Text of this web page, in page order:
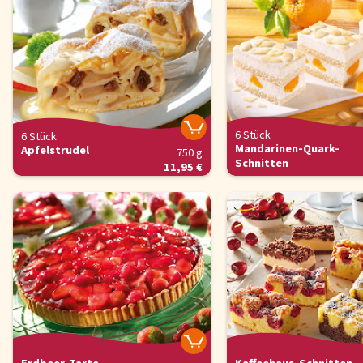
Fisch Pizzen und
Snacks
Schnelle Mahlzeiten Torten
Brot und Brötchen
Über uns
Qualität
Presse & News
Rezepte
Karriere
6 Stück
Apfelstrudel
750 g
11,95 €
6 Stück
Mandarinen-Quark-
Schnitten